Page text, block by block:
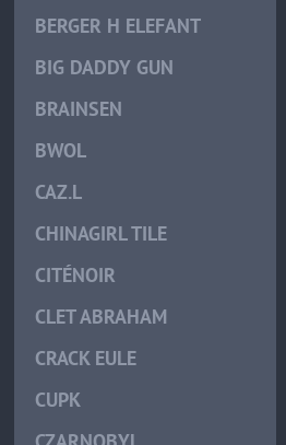
BERGER H ELEFANT
BIG DADDY GUN
BRAINSEN
BWOL
CAZ.L
CHINAGIRL TILE
CITÉNOIR
CLET ABRAHAM
CRACK EULE
CUPK